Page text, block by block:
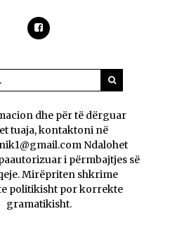
dhe për të dërguar
tuaja, kontaktoni në
Ndalohet
i përmbajtjes së
Mirëpriten shkrime
politikisht por korrekte
gramatikisht.